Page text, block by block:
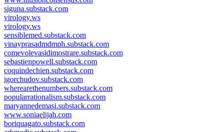
siguna.substack.com
virology.ws
virology.ws
sensiblemed.substack.com
vinayprasadmdmph.substack.com
comevolevasidimostrare.substack.com
sebastienpowell.substack.com
coquindechien.substack.com
igorchudov.substack.com
wherearethenumbers.substack.com
popularrationalism.substack.com
maryannedemasi.substack.com
www.soniaelijah.com
boriquagato.substack.com